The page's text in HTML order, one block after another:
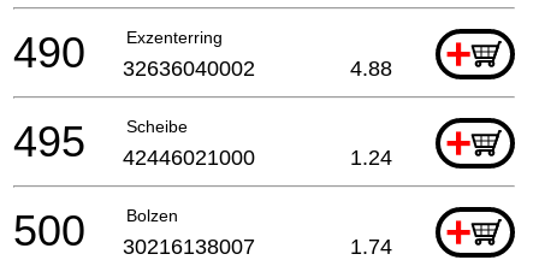
Exzenterring +
490 32636040002 4.88
Scheibe +
495 42446021000 1.24
Bolzen +
500 30216138007 1.74